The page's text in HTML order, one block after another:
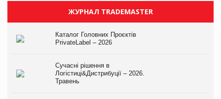
ЖУРНАЛ TRADEMASTER
Каталог Головних Проєктів
PrivateLabel – 2026
Сучасні рішення в
Логістиці&Дистрибуції – 2026.
Травень